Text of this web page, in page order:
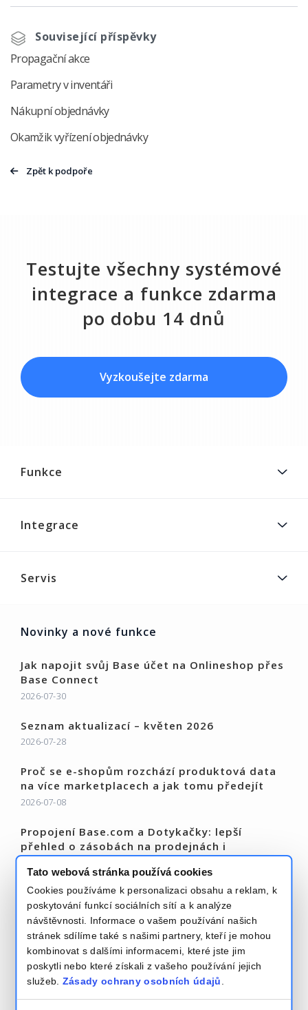
Tato webová stránka používá cookies
Cookies používáme k personalizaci obsahu a reklam, k
poskytování funkcí sociálních sítí a k analýze
návštěvnosti. Informace o vašem používání našich
stránek sdílíme také s našimi partnery, kteří je mohou
kombinovat s dalšími informacemi, které jste jim
poskytli nebo které získali z vašeho používání jejich
služeb. Zásady ochrany osobních údajů
Související příspěvky
Propagační akce
Parametry v inventáři
Nákupní objednávky
Okamžik vyřízení objednávky
Zpět k podpoře
Testujte všechny systémové
integrace a funkce zdarma
po dobu 14 dnů
Vyzkoušejte zdarma
Funkce
Integrace
Servis
Novinky a nové funkce
Jak napojit svůj Base účet na Onlineshop přes
Base Connect
2026-07-30
Seznam aktualizací – květen 2026
2026-07-28
Proč se e-shopům rozchází produktová data
na více marketplacech a jak tomu předejít
2026-07-08
Propojení Base.com a Dotykačky: lepší
přehled o zásobách na prodejnách i
bezpečnější vyzvednutí objednávek
2026-06-19
Přečtěte si více – Base Blog
Pravidla